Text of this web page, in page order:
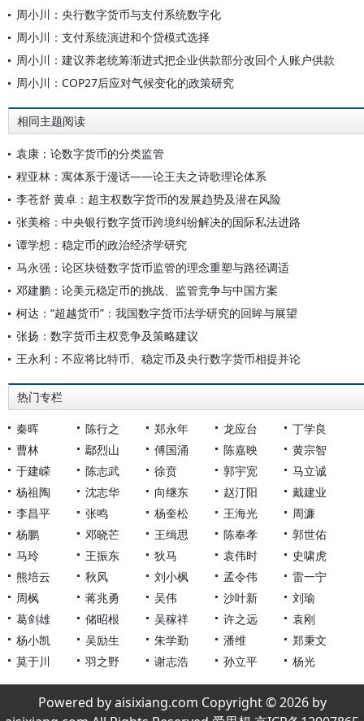
周小川：央行数字货币与支付系统数字化
周小川：支付系统演进和个贷模式选择
周小川：建议养老统筹渐进式把企业供款部分改回个人账户供款
周小川：COP27后应对气候变化的政策研究
相同主题阅读
袁康：论数字货币的分类监管
程亚林：寓体系于漫话——论王夫之诗歌理论体系
李苍舒 黄卓：超主权数字货币的发展趋势及潜在风险
张美榕：中央银行数字货币跨境纠纷解决的国际私法进路
谭学想：稳定币的政治经济学研究
马永强：论区块链数字货币监管的理念重塑与路径调适
邓建鹏：论美元稳定币的挑战、监管竞争与中国方案
柯达：“超越货币”：我国数字货币法学研究的回眸与展望
张扬：数字货币主权竞争及策略建议
王永利：不应将比特币、稳定币及央行数字货币相提并论
热门专栏
秦晖 陈行之 郑永年 龙应台
丁学良
曹林
鄢烈山 傅国涌 陈嘉映
黄宗智
于建嵘
陈志武 徐贲 郭宇宽
马立诚
杨祖陶
沈志华 向继东 赵汀阳
戴建业
李昌平
张鸣 杨奎松 王海光
周濂
杨鹏
邓晓芒 王缉思 陈奉孝
郭世佑
马玲
王振东 狄马 袁伟时
史啸虎
熊培云
秋风 刘小枫 孟令伟
雷一宁
周枫
蒋兆勇 吴伟 沙叶新
刘瑜
葛剑雄
储昭根 吴稼祥 许之远
袁刚
杨小凯
吴励生 朱学勤 潘维
郑秉文
莫于川
羽之野 谢志浩 孙立平 杨光
Powered by aisixiang.com Copyright © 2026 by